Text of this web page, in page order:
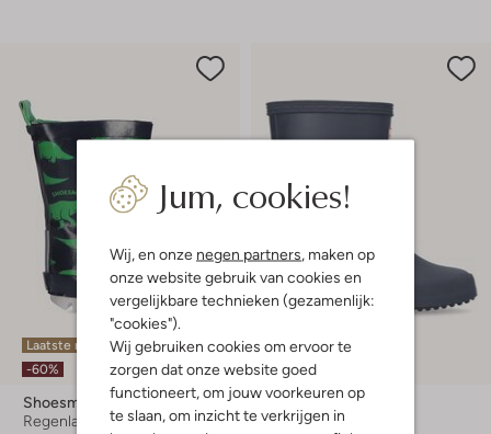
Jum, cookies!
Wij, en onze negen partners , maken op
onze website gebruik van cookies en
vergelijkbare technieken (gezamenlijk:
"cookies").
Wij gebruiken cookies om ervoor te
zorgen dat onze website goed
functioneert, om jouw voorkeuren op
te slaan, om inzicht te verkrijgen in
Laatste maten
-60%
Shoesme
Regenlaarzen
Hunter
Regenlaarzen